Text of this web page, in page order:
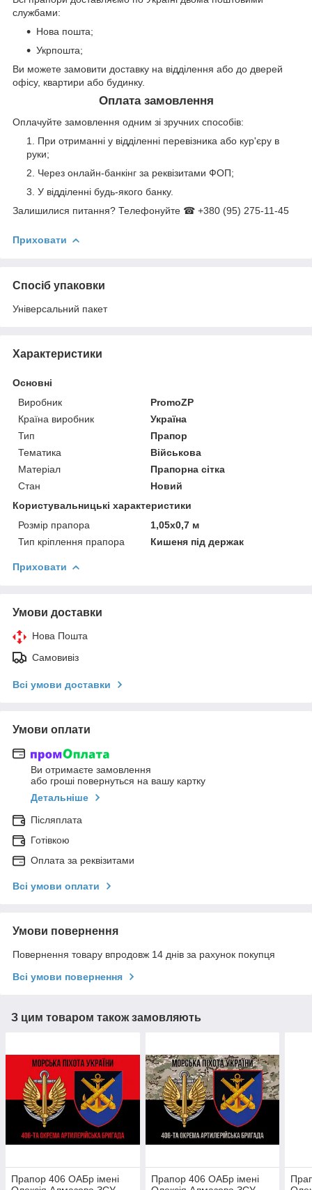
службами:
Нова пошта;
Укрпошта;
Ви можете замовити доставку на відділення або до дверей
офісу, квартири або будинку.
Оплата замовлення
Оплачуйте замовлення одним зі зручних способів:
При отриманні у відділенні перевізника або кур'єру в
руки;
Через онлайн-банкінг за реквізитами ФОП;
У відділенні будь-якого банку.
Залишилися питання? Телефонуйте ☎ +380 (95) 275-11-45
Приховати
Спосіб упаковки
Універсальний пакет
Характеристики
Основні
Виробник
PromoZP
Країна виробник
Україна
Тип
Прапор
Тематика
Військова
Матеріал
Прапорна сітка
Стан
Новий
Користувальницькі характеристики
Розмір прапора
1,05х0,7 м
Тип кріплення прапора
Кишеня під держак
Приховати
Умови доставки
Нова Пошта
Самовивіз
Всі умови доставки
Умови оплати
Ви отримаєте замовлення
або гроші повернуться на вашу картку
Детальніше
Післяплата
Готівкою
Оплата за реквізитами
Всі умови оплати
Умови повернення
Повернення товару впродовж 14 днів за рахунок покупця
Всі умови повернення
З цим товаром також замовляють
Прапор 406 ОАБр імені
Прапор 406 ОАБр імені